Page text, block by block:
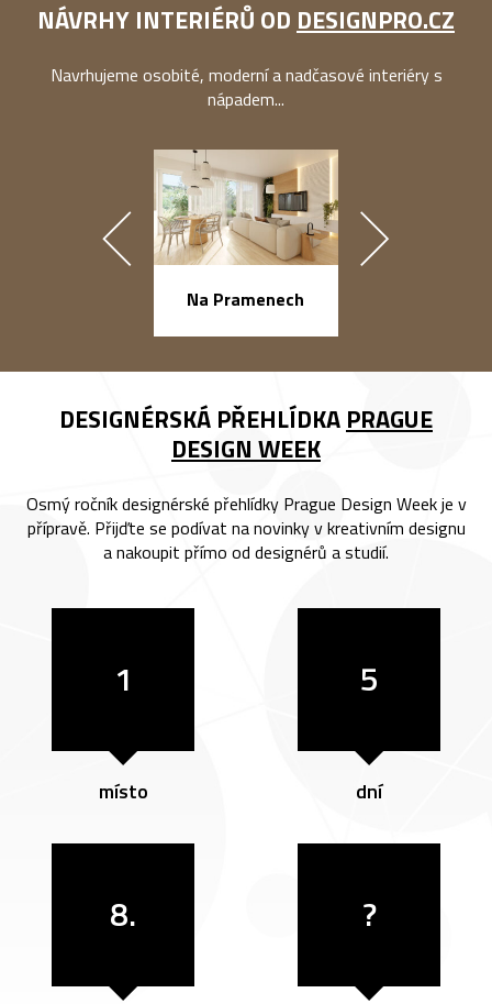
NÁVRHY INTERIÉRŮ OD DESIGNPRO.CZ
Navrhujeme osobité, moderní a nadčasové interiéry s
nápadem...
Na Pramenech
DESIGNÉRSKÁ PŘEHLÍDKA PRAGUE
DESIGN WEEK
Osmý ročník designérské přehlídky Prague Design Week je v
přípravě. Přijďte se podívat na novinky v kreativním designu
a nakoupit přímo od designérů a studií.
1
místo
5
dní
8. ?